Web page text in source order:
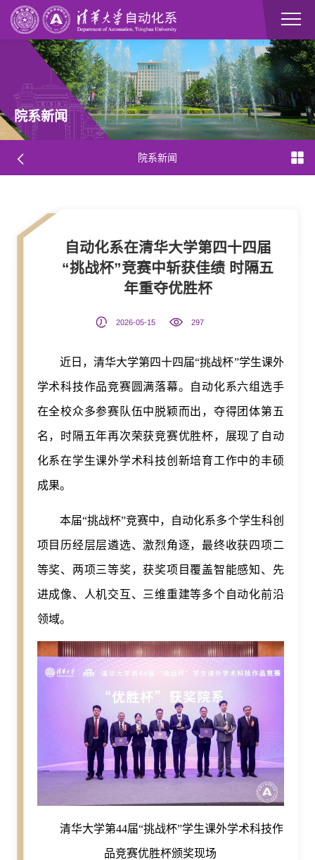
院系新闻
院系新闻
自动化系在清华大学第四十四届
“挑战杯”竞赛中斩获佳绩 时隔五
年重夺优胜杯
2026-05-15 297
近日，清华大学第四十四届“挑战杯”学生课外
学术科技作品竞赛圆满落幕。自动化系六组选手
在全校众多参赛队伍中脱颖而出，夺得团体第五
名，时隔五年再次荣获竞赛优胜杯，展现了自动
化系在学生课外学术科技创新培育工作中的丰硕
成果。
本届“挑战杯”竞赛中，自动化系多个学生科创
项目历经层层遴选、激烈角逐，最终收获四项二
等奖、两项三等奖，获奖项目覆盖智能感知、先
进成像、人机交互、三维重建等多个自动化前沿
领域。
清华大学第44届“挑战杯”学生课外学术科技作
品竞赛优胜杯颁奖现场